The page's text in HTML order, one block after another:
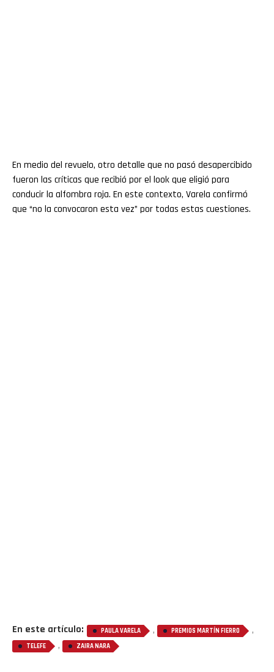
En medio del revuelo, otro detalle que no pasó desapercibido
fueron las críticas que recibió por el look que eligió para
conducir la alfombra roja. En este contexto, Varela confirmó
que “no la convocaron esta vez” por todas estas cuestiones.
En este artículo: PAULA VARELA , PREMIOS MARTÍN FIERRO ,
TELEFE , ZAIRA NARA